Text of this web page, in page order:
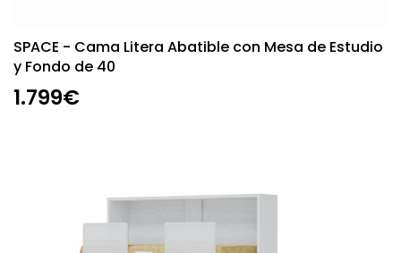
SPACE - Cama Litera Abatible con Mesa de Estudio
y Fondo de 40
1.799€